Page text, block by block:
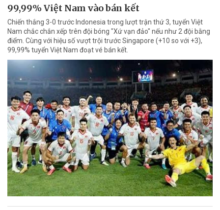
99,99% Việt Nam vào bán kết
Chiến thắng 3-0 trước Indonesia trong lượt trận thứ 3, tuyển Việt
Nam chắc chắn xếp trên đội bóng "Xứ vạn đảo" nếu như 2 đội bằng
điểm. Cùng với hiệu số vượt trội trước Singapore (+10 so với +3),
99,99% tuyển Việt Nam đoạt vé bán kết.